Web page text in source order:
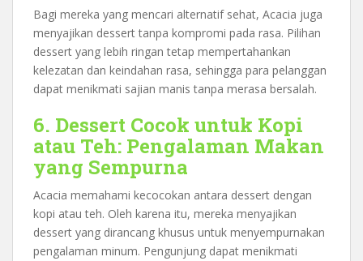
Bagi mereka yang mencari alternatif sehat, Acacia juga
menyajikan dessert tanpa kompromi pada rasa. Pilihan
dessert yang lebih ringan tetap mempertahankan
kelezatan dan keindahan rasa, sehingga para pelanggan
dapat menikmati sajian manis tanpa merasa bersalah.
6. Dessert Cocok untuk Kopi
atau Teh: Pengalaman Makan
yang Sempurna
Acacia memahami kecocokan antara dessert dengan
kopi atau teh. Oleh karena itu, mereka menyajikan
dessert yang dirancang khusus untuk menyempurnakan
pengalaman minum. Pengunjung dapat menikmati